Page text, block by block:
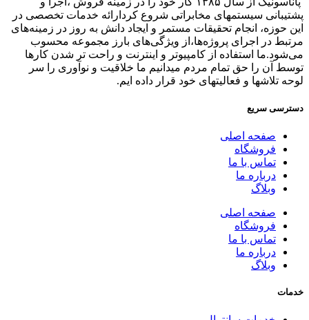
پشتیبانی سیستمهای مخابراتی شروع کردارائه خدمات تخصصی در
این حوزه، انجام تحقیقات مستمر و ایجاد دانش به‌ روز در زمینه‌های
مرتبط در اجرای پروژه‌ها،از ویژگی‌های بارز مجموعه محسوب
می‌شود.ما استفاده از کامپیوتر و اینترنت و راحت تر شدن کارها
توسط آن را حق تمام مردم میدانیم ما خلاقیت و نوآوری را سر
لوحه تلاشها و فعالیتهای خود قرار داده ایم.
دسترسی سریع
صفحه اصلی
فروشگاه
تماس با ما
درباره ما
وبلاگ
صفحه اصلی
فروشگاه
تماس با ما
درباره ما
وبلاگ
خدمات